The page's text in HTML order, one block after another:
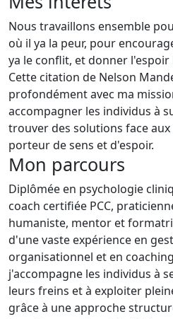
Nous travaillons ensemble
où il ya la peur, pour
ya le conflit, et donner l'espoir
Cette citation de Nelson
profondément avec ma
accompagner les individus à
trouver des solutions face
porteur de sens et d'espoir.
Mon parcours
Diplômée en psychologie
coach certifiée PCC,
humaniste, mentor et
d'une vaste expérience en
organisationnel et en
j'accompagne les individus à
leurs freins et à exploiter
grâce à une approche